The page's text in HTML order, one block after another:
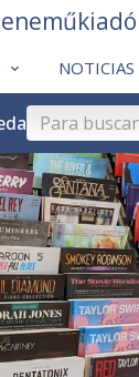
NOTICIAS